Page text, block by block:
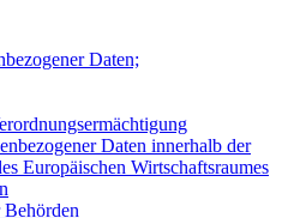
Daten;
Daten innerhalb der
Europäischen Wirtschaftsraumes
Behörden